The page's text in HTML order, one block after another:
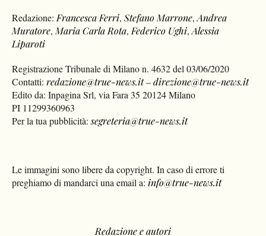
Redazione: Francesca Ferri,Stefano Marrone,Andrea
Muratore, Maria Carla Rota, Federico Ughi,Alessia
Liparoti
Registrazione Tribunale di Milano n. 4632 del 03/06/2020
Contatti:redazione@true-news.it–direzione@true-news.it
Edito da: Inpagina Srl, via Fara 35 20124 Milano
PI 11299360963
Per la tua pubblicità:segreteria@true-news.it
Le immagini sono libere da copyright. In caso di errore ti
preghiamo di mandarci una email a: info@true-news.it
Redazione e autori